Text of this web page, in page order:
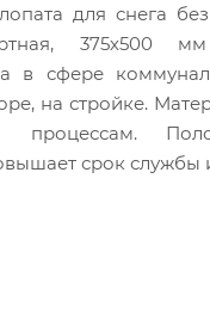
для снега
375х500
в сфере
на стройке.
процессам.
срок службы